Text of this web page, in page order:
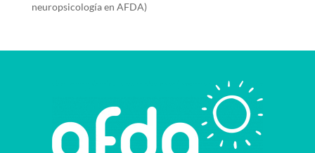
neuropsicología en AFDA)